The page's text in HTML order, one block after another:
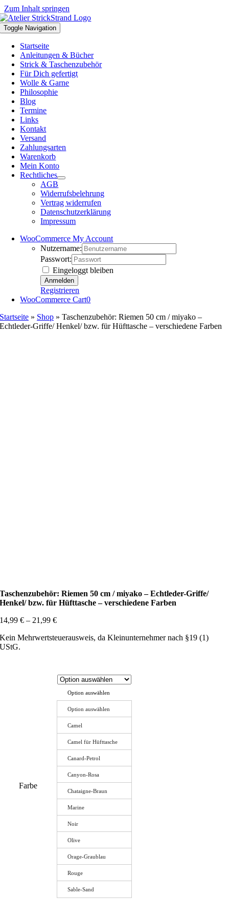
Zum Inhalt springen
Toggle Navigation
Startseite
Anleitungen & Bücher
Strick & Taschenzubehör
Für Dich gefertigt
Wolle & Garne
Philosophie
Blog
Termine
Links
Kontakt
Versand
Zahlungsarten
Warenkorb
Mein Konto
Rechtliches
AGB
Widerrufsbelehrung
Vertrag widerrufen
Datenschutzerklärung
Impressum
WooCommerce My Account
Nutzername:
Passwort:
Eingeloggt bleiben
Registrieren
WooCommerce Cart0
Startseite » Shop »Taschenzubehör: Riemen 50 cm / miyako –
Echtleder-Griffe/ Henkel/ bzw. für Hüfttasche – verschiedene Farben
Taschenzubehör: Riemen 50 cm / miyako – Echtleder-Griffe/
Henkel/ bzw. für Hüfttasche – verschiedene Farben
14,99€ – 21,99€
Kein Mehrwertsteuerausweis, da Kleinunternehmer nach §19 (1)
UStG.
Farbe
Option auswählen
Option auswählen
Camel
Camel für Hüfttasche
Canard-Petrol
Canyon-Rosa
Chataigne-Braun
Marine
Noir
Olive
Orage-Graublau
Rouge
Sable-Sand